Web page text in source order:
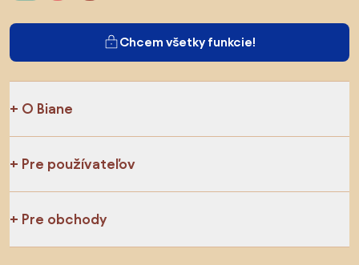
Chcem všetky funkcie!
O Biane
Pre používateľov
Pre obchody